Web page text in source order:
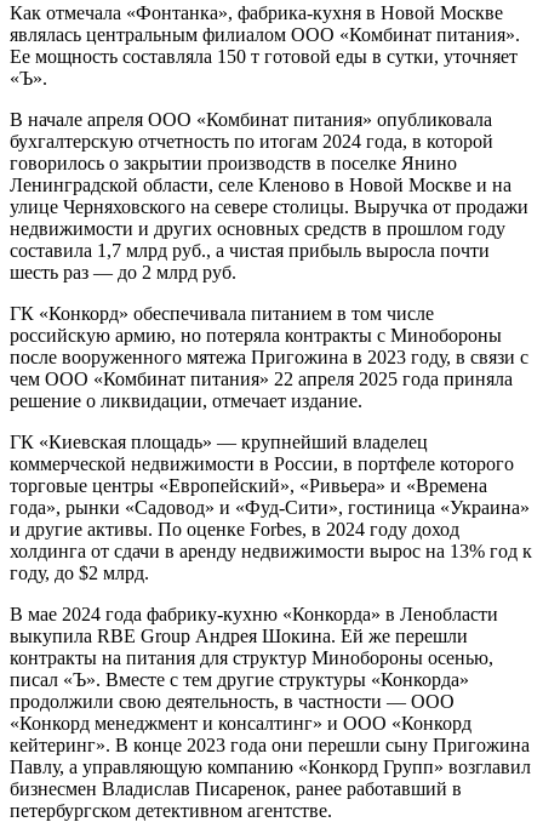
Как отмечала «Фонтанка», фабрика-кухня в Новой Москве
являлась центральным филиалом ООО «Комбинат питания».
Ее мощность составляла 150 т готовой еды в сутки, уточняет
«Ъ».
В начале апреля ООО «Комбинат питания» опубликовала
бухгалтерскую отчетность по итогам 2024 года, в которой
говорилось о закрытии производств в поселке Янино
Ленинградской области, селе Кленово в Новой Москве и на
улице Черняховского на севере столицы. Выручка от продажи
недвижимости и других основных средств в прошлом году
составила 1,7 млрд руб., а чистая прибыль выросла почти
шесть раз — до 2 млрд руб.
ГК «Конкорд» обеспечивала питанием в том числе
российскую армию, но потеряла контракты с Минобороны
после вооруженного мятежа Пригожина в 2023 году, в связи с
чем ООО «Комбинат питания» 22 апреля 2025 года приняла
решение о ликвидации, отмечает издание.
ГК «Киевская площадь» — крупнейший владелец
коммерческой недвижимости в России, в портфеле которого
торговые центры «Европейский», «Ривьера» и «Времена
года», рынки «Садовод» и «Фуд-Сити», гостиница «Украина»
и другие активы. По оценке Forbes, в 2024 году доход
холдинга от сдачи в аренду недвижимости вырос на 13% год к
году, до $2 млрд.
В мае 2024 года фабрику-кухню «Конкорда» в Ленобласти
выкупила RBE Group Андрея Шокина. Ей же перешли
контракты на питания для структур Минобороны осенью,
писал «Ъ». Вместе с тем другие структуры «Конкорда»
продолжили свою деятельность, в частности — ООО
«Конкорд менеджмент и консалтинг» и ООО «Конкорд
кейтеринг». В конце 2023 года они перешли сыну Пригожина
Павлу, а управляющую компанию «Конкорд Групп» возглавил
бизнесмен Владислав Писаренок, ранее работавший в
петербургском детективном агентстве.